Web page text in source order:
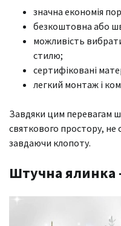
значна економія
безкоштовна або
можливість
стилю;
сертифіковані
легкий монтаж і
Завдяки цим перевагам
святкового простору, не
завдаючи клопоту.
Штучна ялинка